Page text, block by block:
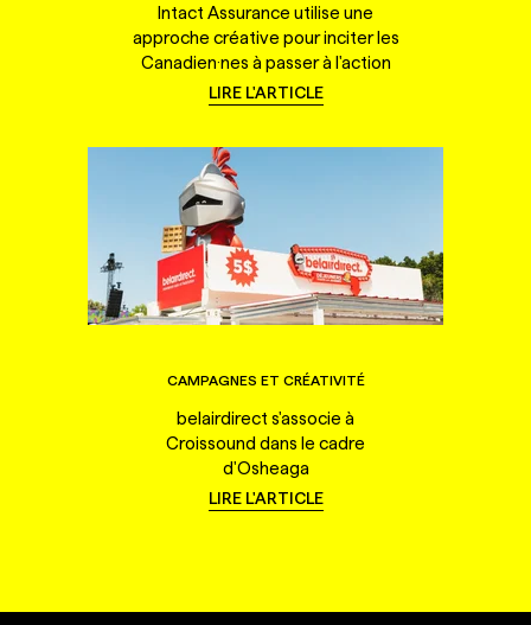
Intact Assurance utilise une
approche créative pour inciter les
Canadien·nes à passer à l'action
LIRE L'ARTICLE
CAMPAGNES ET CRÉATIVITÉ
belairdirect s'associe à
Croissound dans le cadre
d'Osheaga
LIRE L'ARTICLE